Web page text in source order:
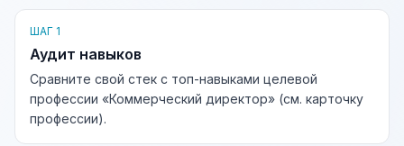
ШАГ 1
Аудит навыков
Сравните свой стек с топ-навыками целевой
профессии «Коммерческий директор» (см. карточку
профессии).